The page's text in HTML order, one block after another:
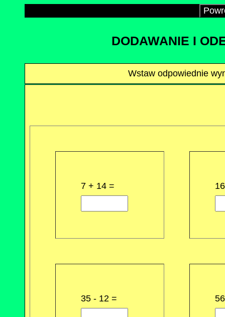
DODAWANIE I
Wstaw odpowiednie
7 + 14 =
35 - 12 =